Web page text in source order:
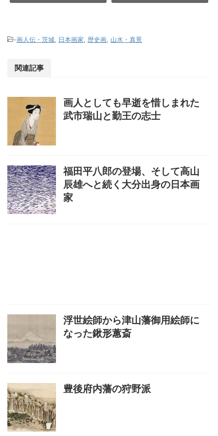
-画人伝・茨城 日本画家 歴史画 山水・真景
関連記事
画人としても早逝を惜しまれた
武市瑞山と勤王の志士
福田平八郎の登場、そして高山
辰雄へと続く大分出身の日本画
家
浮世絵師から津山藩御用絵師に
なった鍬形蕙斎
豊後府内藩の狩野派